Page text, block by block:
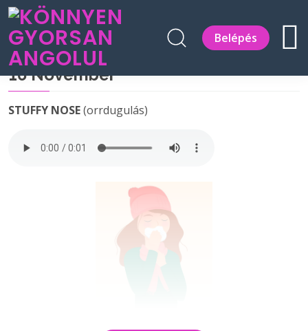
Belépés
16 November
STUFFY NOSE(orrdugulás)